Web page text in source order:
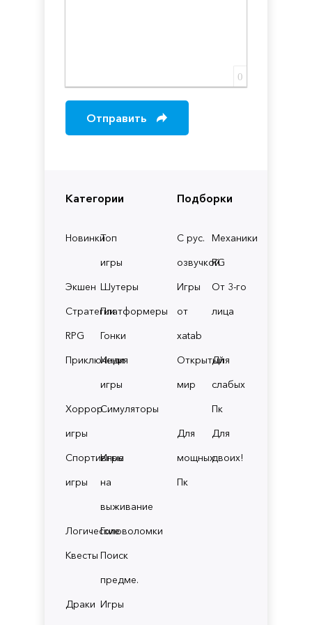
Категории
НовинкиТоп
игры
Экшен Шутеры
СтратегииПлатформеры
RPG
Гонки
Приключения
Инди
игры
Хоррор
игры
Симуляторы
Спортивные
игры
Игры
на
выживание
ЛогическиеГоловоломки
Квесты Поиск
предме.
Драки Игры
Подборки
С рус.
озвучкой
Механики
RG
Игры
от
xatab
От 3-го
лица
Открытый
мир
Для
слабых
Пк
Для
мощных
Пк
Для
двоих!
0
Отправить